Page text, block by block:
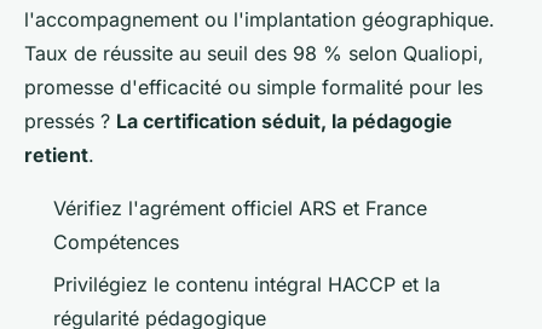
l'accompagnement ou l'implantation géographique.
Taux de réussite au seuil des 98 % selon Qualiopi,
promesse d'efficacité ou simple formalité pour les
pressés ? La certification séduit, la pédagogie
retient.
Vérifiez l'agrément officiel ARS et France
Compétences
Privilégiez le contenu intégral HACCP et la
régularité pédagogique